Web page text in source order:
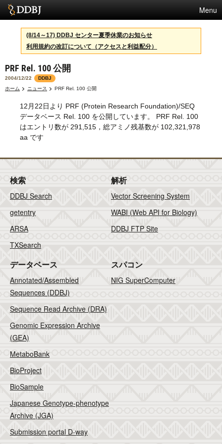
Menu
サービス
スパコン
統計
活動
センターについて
English
(8/14～17) DDBJ センター夏季休業のお知らせ
利用規約の改訂について（アクセスと利益配分）
PRF Rel. 100 公開
2004/12/22
DDBJ
ホーム
ニュース PRF Rel. 100 公開
12月22日より PRF (Protein Research Foundation)/SEQ
データベース Rel. 100 を公開しています。 PRF Rel. 100
はエントリ数が 291,515，総アミノ残基数が 102,321,978
aa です
検索
DDBJ Search
getentry
ARSA
TXSearch
解析
Vector Screening System
WABI (Web API for Biology)
DDBJ FTP Site
データベース
Annotated/Assembled
Sequences (DDBJ)
Sequence Read Archive (DRA)
Genomic Expression Archive
(GEA)
MetaboBank
BioProject
BioSample
Japanese Genotype-phenotype
Archive (JGA)
Submission portal D-way
スパコン
NIG SuperComputer